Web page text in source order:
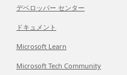
デベロッパー センター
ドキュメント
Microsoft Learn
Microsoft Tech Community